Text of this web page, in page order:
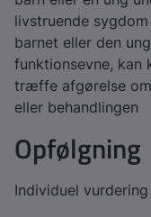
livstruende
barnet eller den
funktionsevne, kan
træffe afgørelse
eller behandlingen
Opfølgning
Individuel vurdering